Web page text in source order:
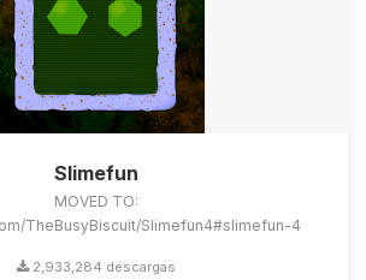
Slimefun
MOVED TO:
TheBusyBiscuit/Slimefun4#slimefun-4
2,933,284 descargas